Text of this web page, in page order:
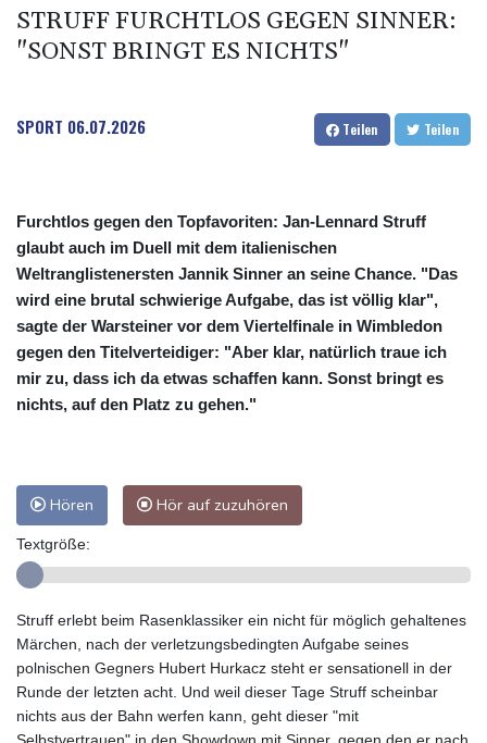
Verdacht auf illegales Rennen: Zwei Tote nach Motorrad-Unfall
in Köln
STRUFF FURCHTLOS GEGEN SINNER:
"SONST BRINGT ES NICHTS"
SPORT 06.07.2026 Teilen Teilen
Furchtlos gegen den Topfavoriten: Jan-Lennard Struff
glaubt auch im Duell mit dem italienischen
Weltranglistenersten Jannik Sinner an seine Chance. "Das
wird eine brutal schwierige Aufgabe, das ist völlig klar",
sagte der Warsteiner vor dem Viertelfinale in Wimbledon
gegen den Titelverteidiger: "Aber klar, natürlich traue ich
mir zu, dass ich da etwas schaffen kann. Sonst bringt es
nichts, auf den Platz zu gehen."
Hören Hör auf zuzuhören
Textgröße:
Struff erlebt beim Rasenklassiker ein nicht für möglich gehaltenes
Märchen, nach der verletzungsbedingten Aufgabe seines
polnischen Gegners Hubert Hurkacz steht er sensationell in der
Runde der letzten acht. Und weil dieser Tage Struff scheinbar
nichts aus der Bahn werfen kann, geht dieser "mit